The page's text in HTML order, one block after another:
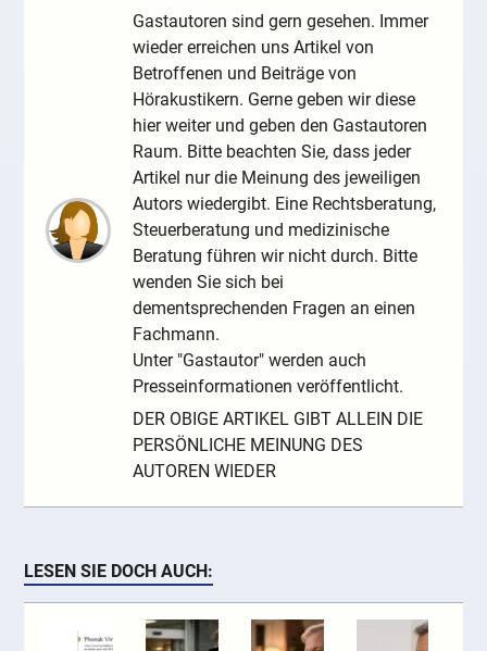
Gastautoren sind gern gesehen. Immer
wieder erreichen uns Artikel von
Betroffenen und Beiträge von
Hörakustikern. Gerne geben wir diese
hier weiter und geben den Gastautoren
Raum. Bitte beachten Sie, dass jeder
Artikel nur die Meinung des jeweiligen
Autors wiedergibt. Eine Rechtsberatung,
Steuerberatung und medizinische
Beratung führen wir nicht durch. Bitte
wenden Sie sich bei
dementsprechenden Fragen an einen
Fachmann.
Unter "Gastautor" werden auch
Presseinformationen veröffentlicht.
DER OBIGE ARTIKEL GIBT ALLEIN DIE
PERSÖNLICHE MEINUNG DES
AUTOREN WIEDER
LESEN SIE DOCH AUCH: